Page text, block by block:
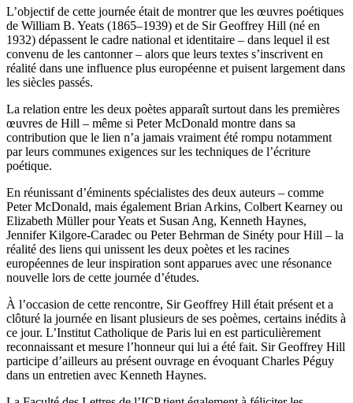
L’objectif de cette journée était de montrer que les œuvres poétiques
de William B. Yeats (1865–1939) et de Sir Geoffrey Hill (né en
1932) dépassent le cadre national et identitaire – dans lequel il est
convenu de les cantonner – alors que leurs textes s’inscrivent en
réalité dans une influence plus européenne et puisent largement dans
La relation entre les deux poètes apparaît surtout dans les premières
œuvres de Hill – même si Peter McDonald montre dans sa
contribution que le lien n’a jamais vraiment été rompu notamment
par leurs communes exigences sur les techniques de l’écriture
En réunissant d’éminents spécialistes des deux auteurs – comme
Peter McDonald, mais également Brian Arkins, Colbert Kearney ou
Elizabeth Müller pour Yeats et Susan Ang, Kenneth Haynes,
Jennifer Kilgore-Caradec ou Peter Behrman de Sinéty pour Hill – la
réalité des liens qui unissent les deux poètes et les racines
européennes de leur inspiration sont apparues avec une résonance
À l’occasion de cette rencontre, Sir Geoffrey Hill était présent et a
clôturé la journée en lisant plusieurs de ses poèmes, certains inédits à
ce jour. L’Institut Catholique de Paris lui en est particulièrement
reconnaissant et mesure l’honneur qui lui a été fait. Sir Geoffrey Hill
participe d’ailleurs au présent ouvrage en évoquant Charles Péguy